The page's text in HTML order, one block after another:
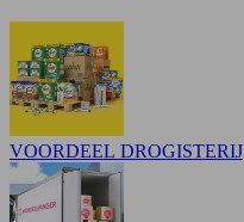
VOORDEEL DROGISTERIJ